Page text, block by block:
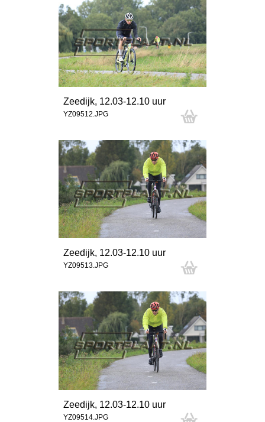
Zeedijk, 12.03-12.10 uur
YZ09512.JPG
Zeedijk, 12.03-12.10 uur
YZ09513.JPG
Zeedijk, 12.03-12.10 uur
YZ09514.JPG